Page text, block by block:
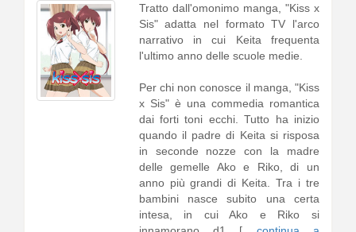
Tratto dall'omonimo manga, "Kiss x
Sis" adatta nel formato TV l'arco
narrativo in cui Keita frequenta
l'ultimo anno delle scuole medie.
Per chi non conosce il manga, "Kiss
x Sis" è una commedia romantica
dai forti toni ecchi. Tutto ha inizio
quando il padre di Keita si risposa
in seconde nozze con la madre
delle gemelle Ako e Riko, di un
anno più grandi di Keita. Tra i tre
bambini nasce subito una certa
intesa, in cui Ako e Riko si